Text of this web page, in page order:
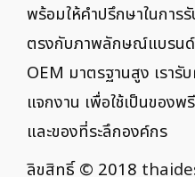
พร้อมให้คำปรึกษาในการ
ตรงกับภาพลักษณ์แบรนด์
OEM มาตรฐานสูง เรารั
แจกงาน เพื่อใช้เป็นของ
และของที่ระลึกองค์กร
ลิขสิทธิ์ © 2018